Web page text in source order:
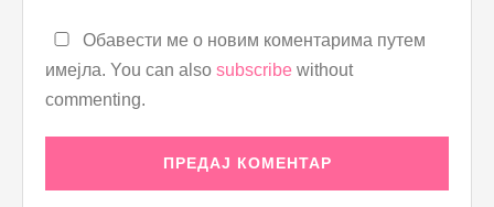
Обавести ме о новим коментарима путем
имејла. You can also subscribe without
commenting.